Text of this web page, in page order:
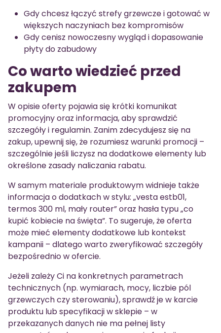
Gdy chcesz łączyć strefy grzewcze i gotować w
większych naczyniach bez kompromisów
Gdy cenisz nowoczesny wygląd i dopasowanie
płyty do zabudowy
Co warto wiedzieć przed
zakupem
W opisie oferty pojawia się krótki komunikat
promocyjny oraz informacja, aby sprawdzić
szczegóły i regulamin. Zanim zdecydujesz się na
zakup, upewnij się, że rozumiesz warunki promocji –
szczególnie jeśli liczysz na dodatkowe elementy lub
określone zasady naliczania rabatu.
W samym materiale produktowym widnieje także
informacja o dodatkach w stylu: „vesta estb01,
termos 300 ml, mały router” oraz hasła typu „co
kupić kobiecie na święta”. To sugeruje, że oferta
może mieć elementy dodatkowe lub kontekst
kampanii – dlatego warto zweryfikować szczegóły
bezpośrednio w ofercie.
Jeżeli zależy Ci na konkretnych parametrach
technicznych (np. wymiarach, mocy, liczbie pól
grzewczych czy sterowaniu), sprawdź je w karcie
produktu lub specyfikacji w sklepie – w
przekazanych danych nie ma pełnej listy